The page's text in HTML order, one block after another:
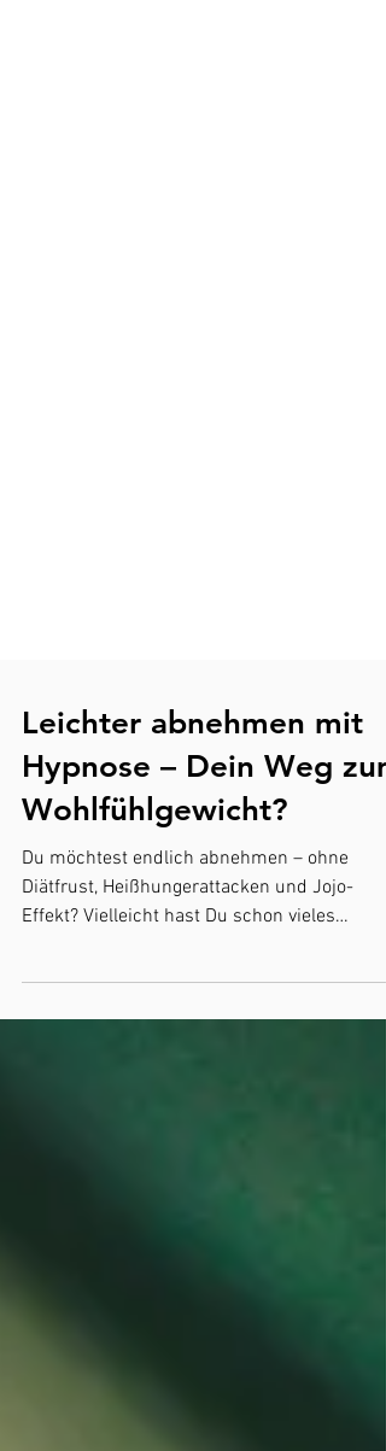
Leichter abnehmen mit
Hypnose – Dein Weg zum
Wohlfühlgewicht?
Effekt? Vielleicht hast Du schon vieles
ausprobiert:...